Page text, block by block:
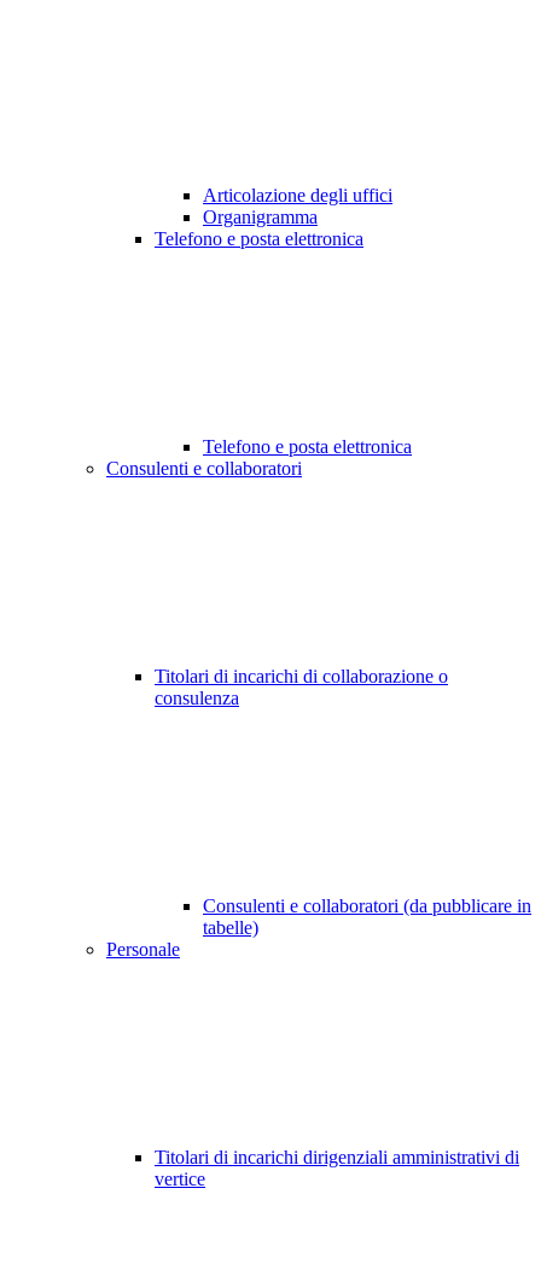
Articolazione degli uffici
Organigramma
Telefono e posta elettronica
Telefono e posta elettronica
Consulenti e collaboratori
Titolari di incarichi di collaborazione o
consulenza
Consulenti e collaboratori (da pubblicare in
tabelle)
Personale
Titolari di incarichi dirigenziali amministrativi di
vertice